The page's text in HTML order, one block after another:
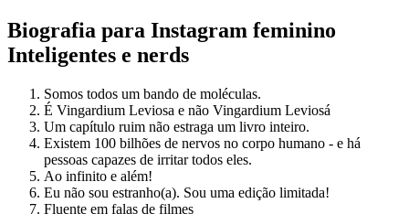
Biografia para Instagram feminino
Inteligentes e nerds
Somos todos um bando de moléculas.
É Vingardium Leviosa e não Vingardium Leviosá
Um capítulo ruim não estraga um livro inteiro.
Existem 100 bilhões de nervos no corpo humano - e há
pessoas capazes de irritar todos eles.
Ao infinito e além!
Eu não sou estranho(a). Sou uma edição limitada!
Fluente em falas de filmes